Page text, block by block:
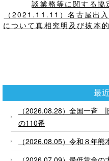
談業務等に関する協
（2021.11.11）名古屋出
について真相究明及び抜本
最
（2026.08.28）全国一斉
の110番
（2026.08.05）令和８年